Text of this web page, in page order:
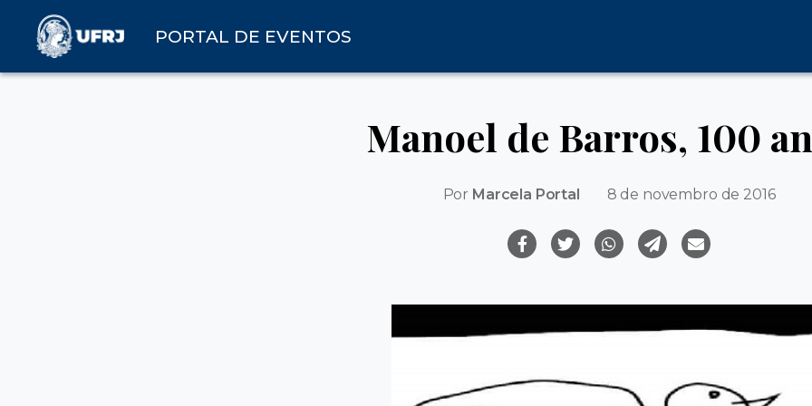
PORTAL DE EVENTOS
Manoel de Barros, 100
Por Marcela Portal 8 de novembro de 2016